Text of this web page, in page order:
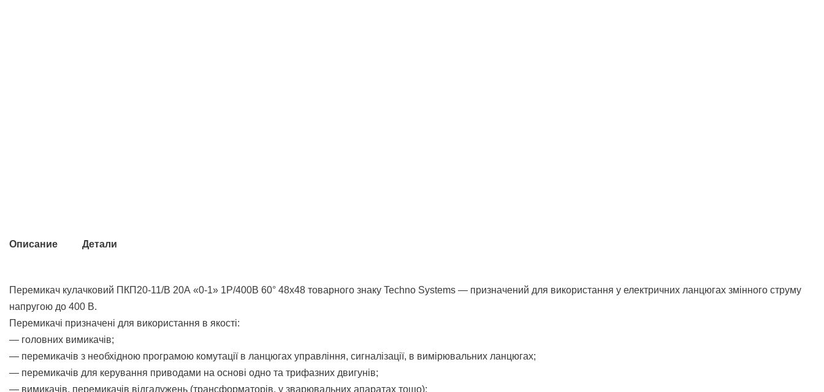
Описание Детали
Перемикач кулачковий ПКП20-11/В 20А «0-1» 1Р/400B 60° 48х48 товарного знаку Techno Systems — призначений для використання у електричних ланцюгах змінного струму
напругою до 400 В.
Перемикачі призначені для використання в якості:
— головних вимикачів;
— перемикачів з необхідною програмою комутації в ланцюгах управління, сигналізації, в вимірювальних ланцюгах;
— перемикачів для керування приводами на основі одно та трифазних двигунів;
— вимикачів, перемикачів відгалужень (трансформаторів, у зварювальних апаратах тощо);